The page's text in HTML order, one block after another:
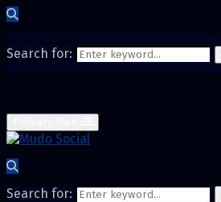
Search for:
Search for: